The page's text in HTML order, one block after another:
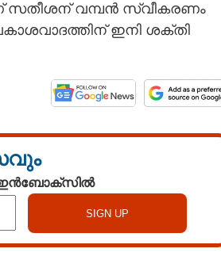
സതീശന് വമ്പന്‍ സ്വീകരണം
ഇനി ശക്തി
ഇൻബോക്സിൽ